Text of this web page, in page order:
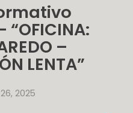
“OFICINA:
–
LENTA”
2025